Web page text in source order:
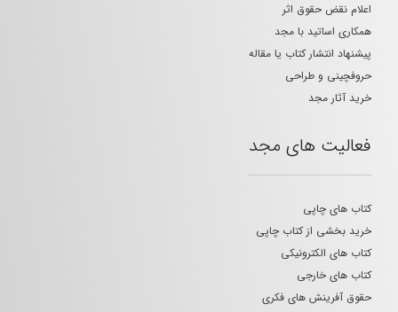
اعلام نقض حقوق اثر
همکاری اساتید با مجد
پیشنهاد انتشار کتاب یا مقاله
حروفچینی و طراحی
خرید آثار مجد
فعالیت های مجد
کتاب های چاپی
خرید بخشی از کتاب چاپی
کتاب های الکترونیکی
کتاب های خارجی
حقوق آفرینش های فکری